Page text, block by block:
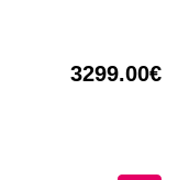
3299.00